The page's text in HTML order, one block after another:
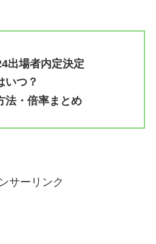
出場者内定決定
いつ？
法・倍率まとめ
サーリンク